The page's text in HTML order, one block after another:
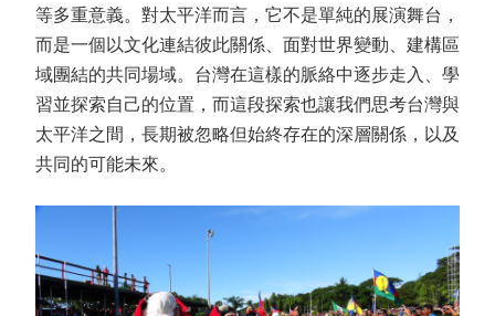
等多重意義。對太平洋而言，它不是單純的展演舞台，
而是一個以文化連結彼此關係、面對世界變動、建構區
域團結的共同場域。台灣在這樣的脈絡中逐步走入、學
習並探索自己的位置，而這段探索也讓我們思考台灣與
太平洋之間，長期被忽略但始終存在的深層關係，以及
共同的可能未來。